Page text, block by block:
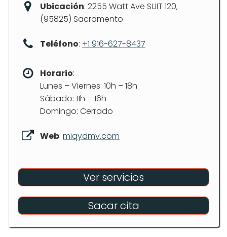
Ubicación: 2255 Watt Ave SUIT 120,
(95825) Sacramento
Teléfono: +1 916-627-8437
Horario:
Lunes – Viernes: 10h – 18h
Sábado: 11h – 16h
Domingo: Cerrado
Web: miqydmv.com
Ver servicios
Sacar cita